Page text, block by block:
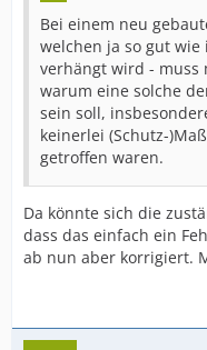
Bei einem neu
welchen ja so gut
verhängt wird - muss
warum eine solche
sein soll,
keinerlei (Schutz-
getroffen waren.
Da könnte sich die
dass das einfach ein
ab nun aber korrigiert.